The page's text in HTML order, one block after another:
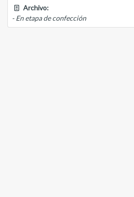
Archivo:
- En etapa de confección